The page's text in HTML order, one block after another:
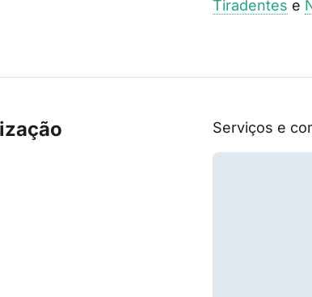
Tiradentes e
Serviços e